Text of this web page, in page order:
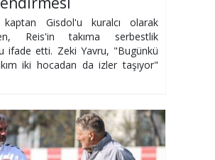
kaptan Gisdol'u kuralcı olarak
Reis'in takıma serbestlik
ifade etti. Zeki Yavru, "Bugünkü
iki hocadan da izler taşıyor"